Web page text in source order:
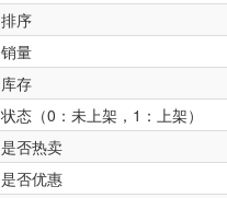
排序
销量
库存
状态（0：未上架，1：上架）
是否热卖
是否优惠